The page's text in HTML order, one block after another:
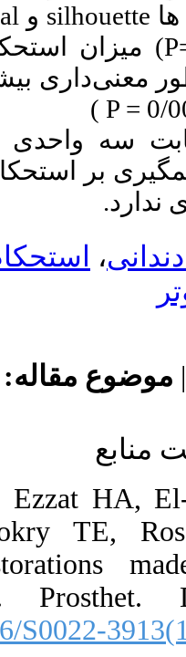
Ellipticalتفاوت
خمشی در
بیشتر از مساحت
تغییر
خمشی دارد
خمشی،
پروتز
1. amza TA,
HAEM,
ceramic
systems. J.
[DOI:10.1016/